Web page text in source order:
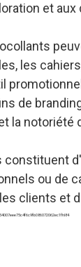
et
les
de
la notoriété
constituent
ou de
clients et